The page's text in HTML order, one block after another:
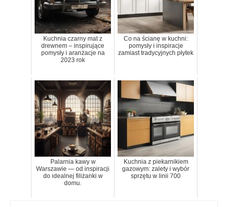
Kuchnia czarny mat z
drewnem – inspirujące
pomysły i aranżacje na
2023 rok
Co na ścianę w kuchni:
pomysły i inspiracje
zamiast tradycyjnych płytek
Palarnia kawy w
Warszawie — od inspiracji
do idealnej filiżanki w
domu.
Kuchnia z piekarnikiem
gazowym: zalety i wybór
sprzętu w linii 700